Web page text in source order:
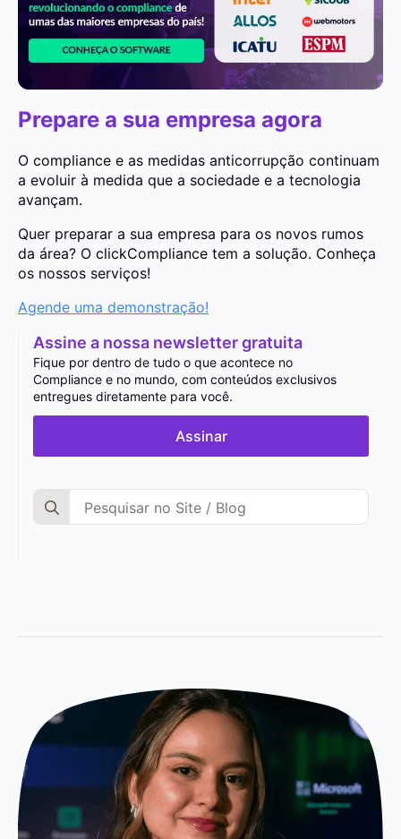
Prepare a sua empresa agora
O compliance e as medidas anticorrupção continuam
a evoluir à medida que a sociedade e a tecnologia
avançam.
Quer preparar a sua empresa para os novos rumos
da área? O clickCompliance tem a solução. Conheça
os nossos serviços!
Agende uma demonstração!
Assine a nossa newsletter gratuita
Fique por dentro de tudo o que acontece no
Compliance e no mundo, com conteúdos exclusivos
entregues diretamente para você.
Assinar
Search
for: